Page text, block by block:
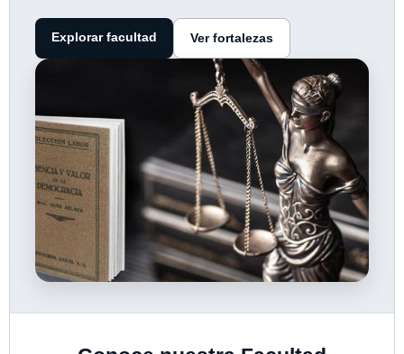
Explorar facultad Ver fortalezas